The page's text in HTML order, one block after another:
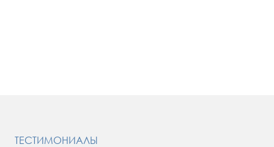
ТЕСТИМОНИАЛЫ